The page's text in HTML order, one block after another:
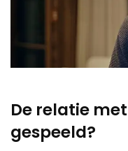
De relatie
gespeeld?